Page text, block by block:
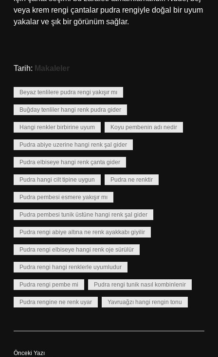
veya krem ​​rengi çantalar pudra rengiyle doğal bir uyum
yakalar ve şık bir görünüm sağlar.
Tarih: Makaleler
Beyaz tenlilere pudra rengi yakışır mı
Buğday tenliler hangi renk pudra gider
Hangi renkler birbirine uyum Koyu pembenin adı nedir
Pudra abiye uzerine hangi renk şal gider
Pudra elbiseye hangi renk çanta gider
Pudra hangi cilt tipine uygun Pudra ne renktir
Pudra pembesi esmere yakışır mı
Pudra pembesi tunik üstüne hangi renk şal gider
Pudra rengi abiye altına ne renk ayakkabı giyilir
Pudra rengi elbiseye hangi renk oje sürülür
Pudra rengi hangi renklerle uyumludur
Pudra rengi pembe mi Pudra rengi tunik nasıl kombinlenir
Pudra rengine ne renk uyar Yavruağzı hangi rengin tonu
Önceki Yazı